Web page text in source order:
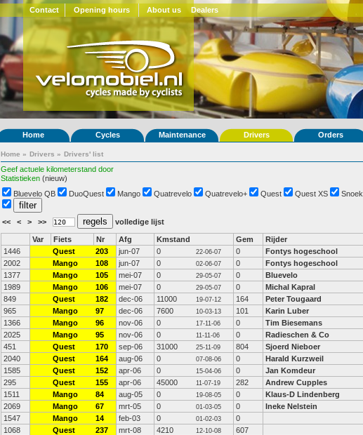
Contact Opening hours About us Dealers
Home Cycles Maintenance Drivers Orders
Home » Drivers » Drivers' list
Geef actuele kilometerstand door
Statistieken (nieuw)
Bluevelo QB DuoQuest Mango Quatrevelo Quatrevelo+ Quest Quest XS Snoek
<< < > >> volledige lijst
Var Fiets Nr Afg Kmstand Gem Rijder
1446
Quest 203 jun-07 0 22-06-07 0 Fontys hogeschool
2002
Mango 108 jun-07 0 02-06-07 0 Fontys hogeschool
1377
Mango 105 mei-07 0 29-05-07 0 Bluevelo
1989
Mango 106 mei-07 0 29-05-07 0 Michal Kapral
849
Quest 182 dec-06 11000 19-07-12 164 Peter Tougaard
965
Mango 97 dec-06 7600 10-03-13 101 Karin Luber
1366
Mango 96 nov-06 0 17-11-06 0 Tim Biesemans
2025
Mango 95 nov-06 0 11-11-06 0 Radieschen & Co
451
Quest 170 sep-06 31000 25-11-09 804 Sjoerd Nieboer
2040
Quest 164 aug-06 0 07-08-06 0 Harald Kurzweil
1585
Quest 152 apr-06 0 15-04-06 0 Jan Komdeur
295
Quest 155 apr-06 45000 11-07-19 282 Andrew Cupples
1511
Mango 84 aug-05 0 19-08-05 0 Klaus-D Lindenberg
2069
Mango 67 mrt-05 0 01-03-05 0 Ineke Nelstein
1547
Mango 14 feb-03 0 01-02-03 0
1068
Quest 237 mrt-08 4210 12-10-08
607